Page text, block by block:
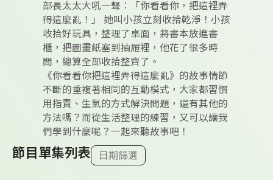
部長太太大吼一聲︰「你看看你，把這裡弄
得這麼亂！」 她叫小孩立刻收拾乾淨！小孩
收拾好玩具，整理了桌面，將書本放進書
櫃，把圖畫紙塞到抽屜裡，他花了很多時
間，總算全部收拾整齊了。
《你看看你把這裡弄得這麼亂》的故事情節
不斷的重複著相同的互動模式，大家都習慣
用指責、生氣的方式解決問題，還有其他的
方法嗎？而從生活整理的練習，又可以讓我
們學到什麼呢？一起來聽故事吧！
節目單集列表 日期篩選